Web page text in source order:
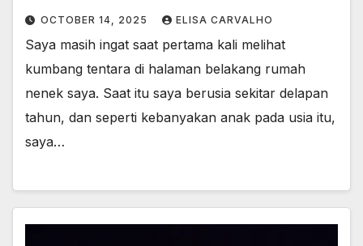
OCTOBER 14, 2025 ELISA CARVALHO
Saya masih ingat saat pertama kali melihat
kumbang tentara di halaman belakang rumah
nenek saya. Saat itu saya berusia sekitar delapan
tahun, dan seperti kebanyakan anak pada usia itu,
saya…